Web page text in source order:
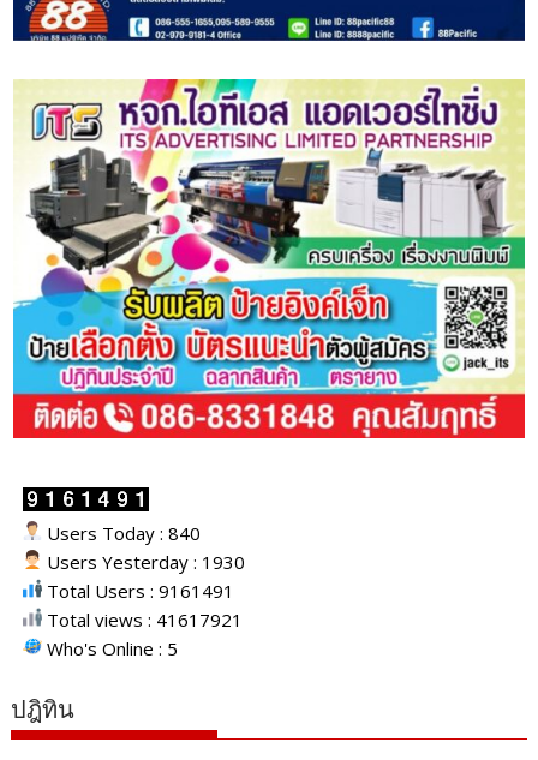
Users Today : 840
Users Yesterday : 1930
Total Users : 9161491
Total views : 41617921
Who's Online : 5
ปฎิทิน